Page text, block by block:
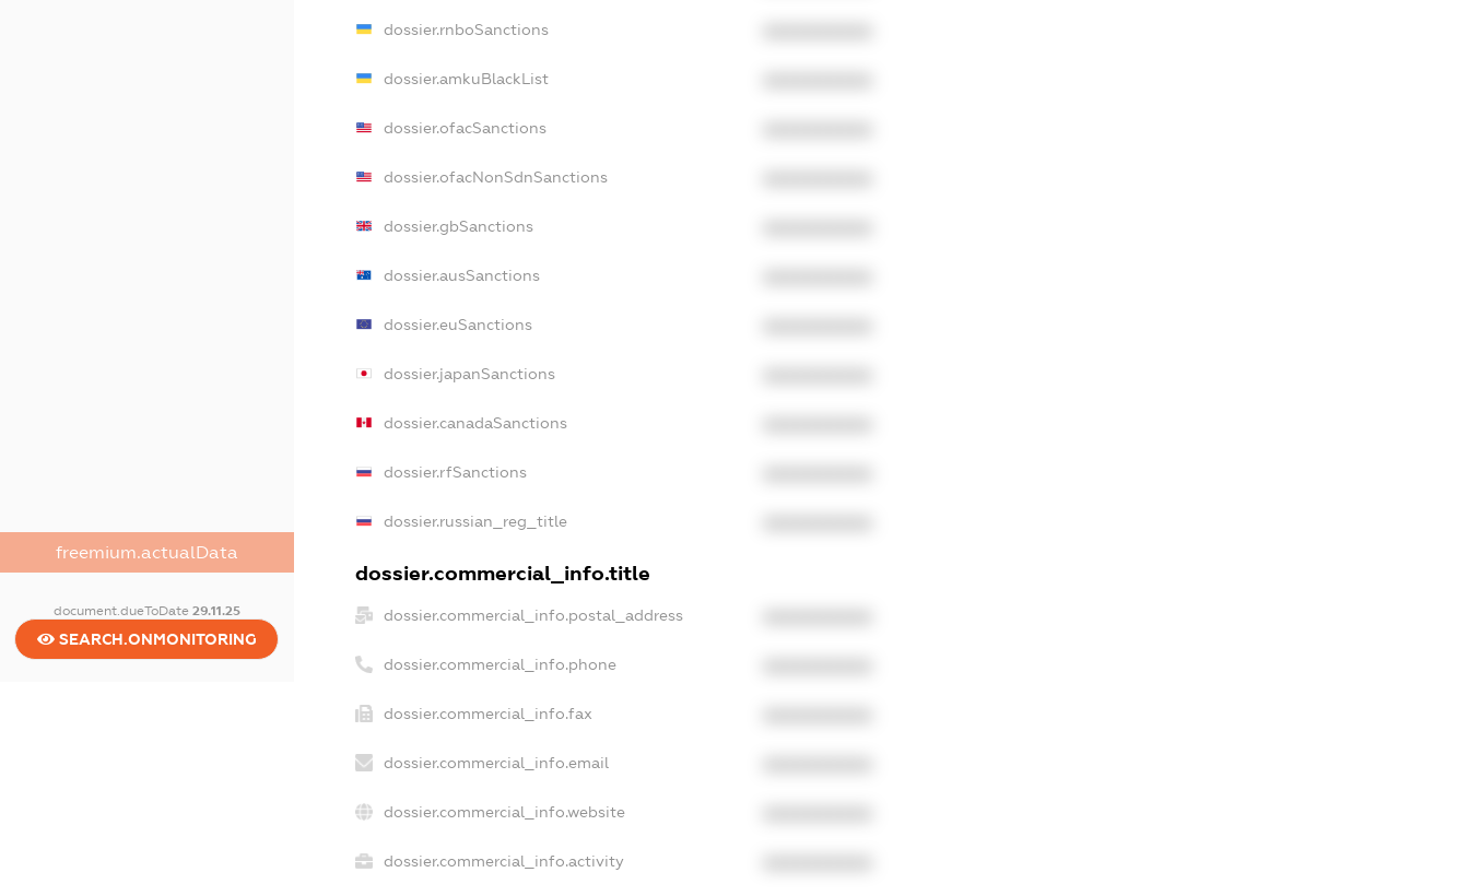
freemium.actualData
document.dueToDate 29.11.25
SEARCH.ONMONITORING
dossier.rnboSanctions
dossier.amkuBlackList
dossier.ofacSanctions
dossier.ofacNonSdnSanctions
dossier.gbSanctions
dossier.ausSanctions
dossier.euSanctions
dossier.japanSanctions
dossier.canadaSanctions
dossier.rfSanctions
dossier.russian_reg_title
dossier.commercial_info.title
dossier.commercial_info.postal_address
dossier.commercial_info.phone
dossier.commercial_info.fax
dossier.commercial_info.email
dossier.commercial_info.website
dossier.commercial_info.activity